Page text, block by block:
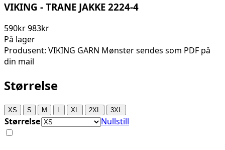
VIKING - TRANE JAKKE 2224-4
590kr983kr
På lager
Produsent: VIKING GARN Mønster sendes som PDF på
din mail
Størrelse
XS S M XL 2XL 3XL
Størrelse Nullstill